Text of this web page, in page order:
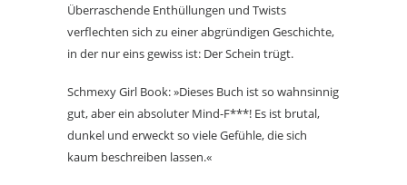
Überraschende Enthüllungen und Twists
verflechten sich zu einer abgründigen Geschichte,
in der nur eins gewiss ist: Der Schein trügt.
Schmexy Girl Book: »Dieses Buch ist so wahnsinnig
gut, aber ein absoluter Mind-F***! Es ist brutal,
dunkel und erweckt so viele Gefühle, die sich
kaum beschreiben lassen.«